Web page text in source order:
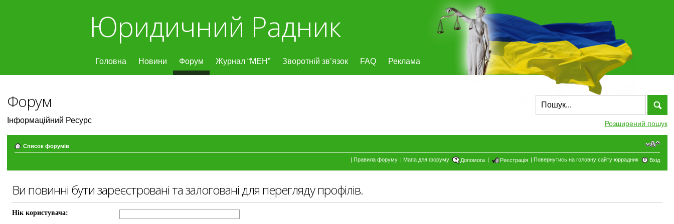
Юридичний Радник
Головна Новини Форум Журнал “МЕН” Зворотній зв’язок FAQ Реклама
Форум
Інформаційний Ресурс Розширений пошук
Список форумів
| Правила форуму | Мапа для форуму Допомога | Реєстрація | Повернутись на головну сайту юррадник Вхід
Ви повинні бути зареєстровані та залоговані для перегляду профілів.
Нік користувача: